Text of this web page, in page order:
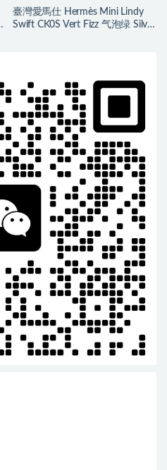
臺灣愛馬仕 Hermès Mini Lindy
Swift CK0S Vert Fizz 气泡绿 Silver